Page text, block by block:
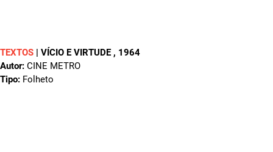
TEXTOS | VÍCIO E VIRTUDE , 1964
Autor: CINE METRO
Tipo: Folheto